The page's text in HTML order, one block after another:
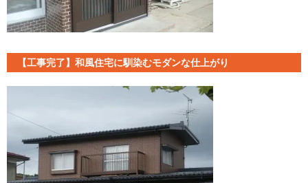
【工事完了】和風住宅に馴染むモダンな仕上がり